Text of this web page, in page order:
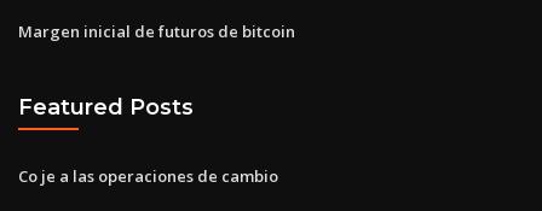
Margen inicial de futuros de bitcoin
Featured Posts
Co je a las operaciones de cambio